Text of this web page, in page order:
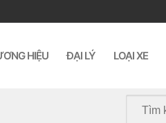
HIỆU ĐẠI LÝ LOẠI XE
Tìm